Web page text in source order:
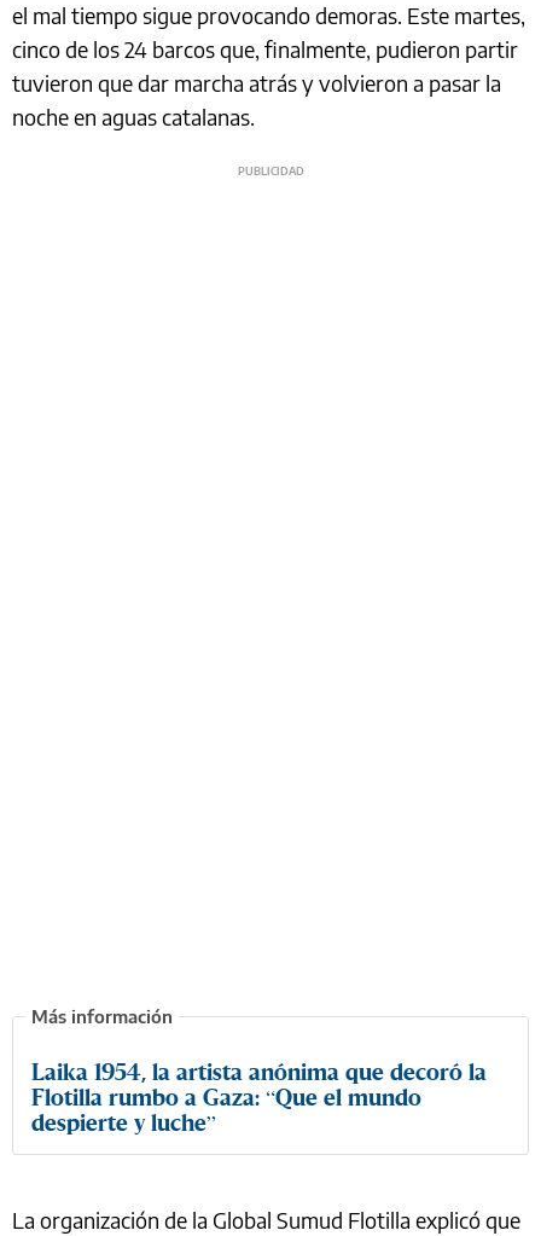
el mal tiempo sigue provocando demoras. Este martes,
cinco de los 24 barcos que, finalmente, pudieron partir
tuvieron que dar marcha atrás y volvieron a pasar la
noche en aguas catalanas.
Laika 1954, la artista anónima que decoró la
Flotilla rumbo a Gaza: “Que el mundo
despierte y luche”
La organización de la Global Sumud Flotilla explicó que